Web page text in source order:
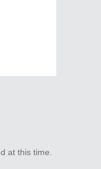
at this time.